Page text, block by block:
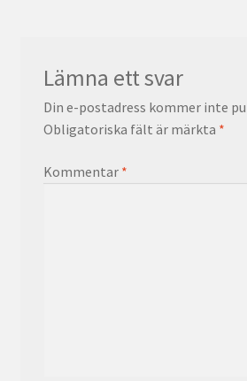
Lämna ett svar
Din e-postadress kommer inte
Obligatoriska fält är märkta *
Kommentar *